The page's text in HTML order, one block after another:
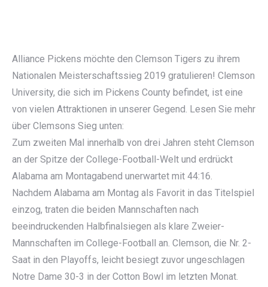
Alliance Pickens möchte den Clemson Tigers zu ihrem
Nationalen Meisterschaftssieg 2019 gratulieren! Clemson
University, die sich im Pickens County befindet, ist eine
von vielen Attraktionen in unserer Gegend. Lesen Sie mehr
über Clemsons Sieg unten:
Zum zweiten Mal innerhalb von drei Jahren steht Clemson
an der Spitze der College-Football-Welt und erdrückt
Alabama am Montagabend unerwartet mit 44:16.
Nachdem Alabama am Montag als Favorit in das Titelspiel
einzog, traten die beiden Mannschaften nach
beeindruckenden Halbfinalsiegen als klare Zweier-
Mannschaften im College-Football an. Clemson, die Nr. 2-
Saat in den Playoffs, leicht besiegt zuvor ungeschlagen
Notre Dame 30-3 in der Cotton Bowl im letzten Monat.